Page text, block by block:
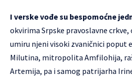
I verske vođe su bespomoćne
okvirima Srpske pravoslavne
umiru njeni visoki zvaničnici poput
Milutina, mitropolita Amfilohija,
Artemija, pa i samog patrijarha